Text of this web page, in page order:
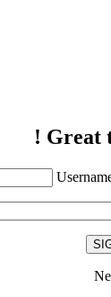
Great